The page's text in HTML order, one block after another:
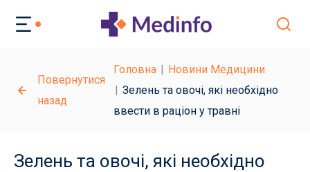
Повернутися
назад
Головна
Новини Медицини
Зелень та овочі, які необхідно
ввести в раціон у травні
Зелень та овочі, які необхідно